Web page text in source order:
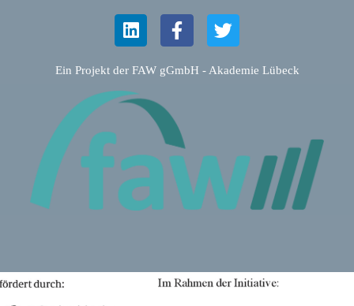
Ein Projekt der FAW gGmbH - Akademie Lübeck